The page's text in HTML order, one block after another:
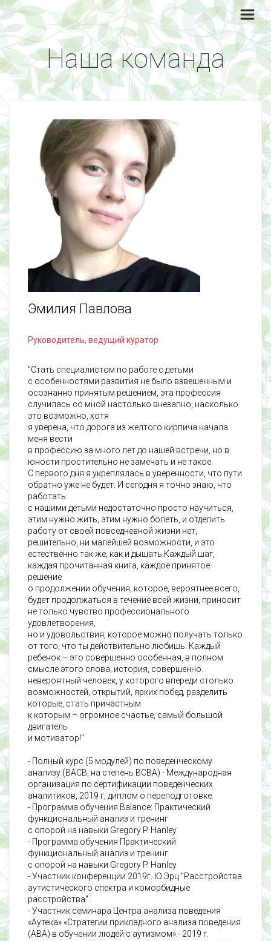
Наша команда
Эмилия Павлова
Руководитель, ведущий куратор
"Стать специалистом по работе с детьми
с особенностями развития не было взвешенным и
осознанно принятым решением, эта профессия
случилась со мной настолько внезапно, насколько
это возможно, хотя
я уверена, что дорога из желтого кирпича начала
меня вести
в профессию за много лет до нашей встречи, но в
юности простительно не замечать и не такое.
С первого дня я укреплялась в уверенности, что пути
обратно уже не будет. И сегодня я точно знаю, что
работать
с нашими детьми недостаточно просто научиться,
этим нужно жить, этим нужно болеть, и отделить
работу от своей повседневной жизни нет,
решительно, ни малейшей возможности, и это
естественно так же, как и дышать.Каждый шаг,
каждая прочитанная книга, каждое принятое
решение
о продолжении обучения, которое, вероятнее всего,
будет продолжаться в течение всей жизни, приносит
не только чувство профессионального
удовлетворения,
но и удовольствия, которое можно получать только
от того, что ты действительно любишь. Каждый
ребенок – это совершенно особенная, в полном
смысле этого слова, история, совершенно
невероятный человек, у которого впереди столько
возможностей, открытий, ярких побед, разделить
которые, стать причастным
к которым – огромное счастье, самый большой
двигатель
и мотиватор!"
- Полный курс (5 модулей) по поведенческому
анализу (BACB, на степень BCBA) - Международная
организация по сертификации поведенческих
аналитиков , 2019 г, диплом о переподготовке.
- Программа обучения Balance: Практический
функциональный анализ и тренинг
с опорой на навыки Gregory P. Hanley
- Программа обучения Практический
функциональный анализ и тренинг
с опорой на навыки Gregory P. Hanley
- Участник конференции 2019г. Ю.Эрц "Расстройства
аутистического спектра и коморбидные
расстройства".
- Участник семинара Центра анализа поведения
«Аутека» «Стратегии прикладного анализа поведения
(ABA) в обучении людей с аутизмом».- 2019 г.